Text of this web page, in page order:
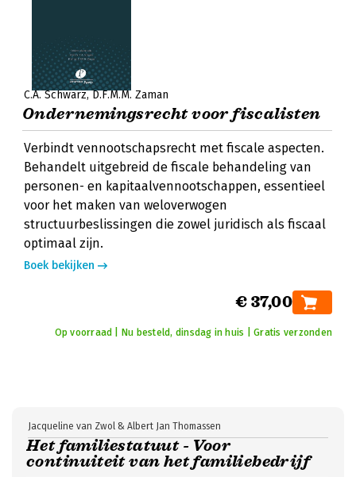
C.A. Schwarz D.F.M.M. Zaman
Ondernemingsrecht voor fiscalisten
Verbindt vennootschapsrecht met fiscale aspecten.
Behandelt uitgebreid de fiscale behandeling van
personen- en kapitaalvennootschappen, essentieel
voor het maken van weloverwogen
structuurbeslissingen die zowel juridisch als fiscaal
optimaal zijn.
Boek bekijken
€ 37,00
Op voorraad | Nu besteld, dinsdag in huis | Gratis verzonden
Het familiestatuut - Voor
continuiteit van het familiebedrijf
Jacqueline van Zwol & Albert Jan Thomassen